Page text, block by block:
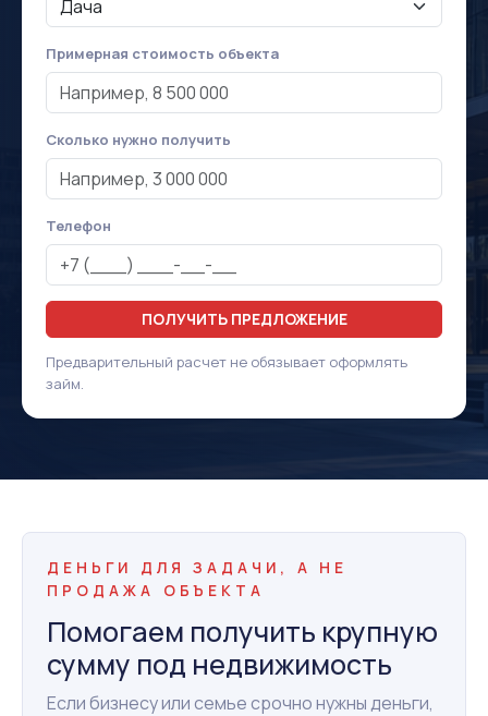
Примерная стоимость объекта
Сколько нужно получить
Телефон
ПОЛУЧИТЬ ПРЕДЛОЖЕНИЕ
Предварительный расчет не обязывает оформлять
займ.
ДЕНЬГИ ДЛЯ ЗАДАЧИ, А НЕ
ПРОДАЖА ОБЪЕКТА
Помогаем получить крупную
сумму под недвижимость
Если бизнесу или семье срочно нужны деньги,